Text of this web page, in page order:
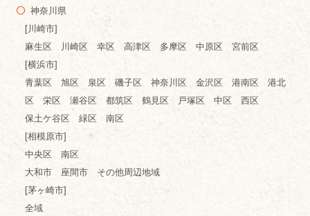
神奈川県
[川崎市]
麻生区 川崎区 幸区 高津区 多摩区 中原区 宮前区
[横浜市]
青葉区 旭区 泉区 磯子区 神奈川区 金沢区 港南区 港北
区 栄区 瀬谷区 都筑区 鶴見区 戸塚区 中区 西区
保土ケ谷区 緑区 南区
[相模原市]
中央区 南区
大和市 座間市 その他周辺地域
[茅ヶ崎市]
全域